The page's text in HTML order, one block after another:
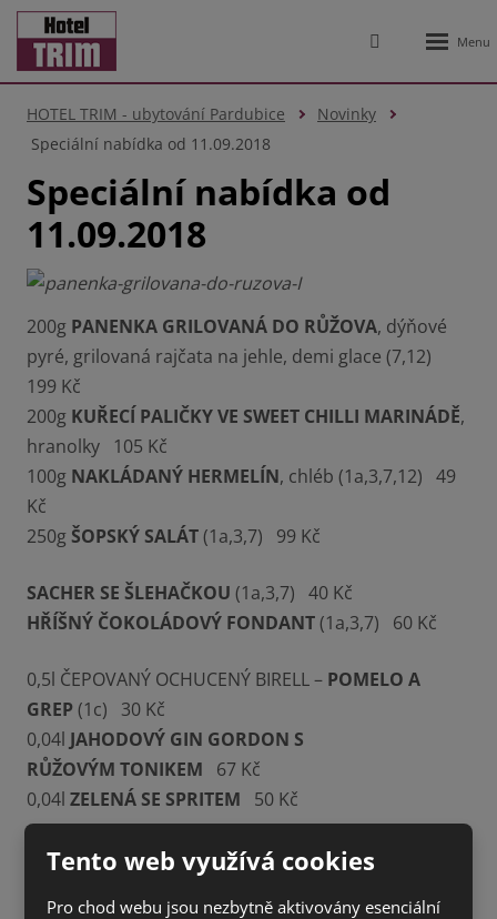
Vyhledávání
HOTEL TRIM - ubytování Pardubice
Novinky
Speciální nabídka od 11.09.2018
Speciální nabídka od
11.09.2018
200g PANENKA GRILOVANÁ DO RŮŽOVA, dýňové
pyré, grilovaná rajčata na jehle, demi glace (7,12)
199 Kč
200g KUŘECÍ PALIČKY VE SWEET CHILLI MARINÁDĚ,
hranolky 105 Kč
100g NAKLÁDANÝ HERMELÍN, chléb (1a,3,7,12) 49
Kč
250g ŠOPSKÝ SALÁT(1a,3,7) 99 Kč
SACHER SE ŠLEHAČKOU (1a,3,7) 40 Kč
HŘÍŠNÝ ČOKOLÁDOVÝ FONDANT(1a,3,7) 60 Kč
0,5l ČEPOVANÝ OCHUCENÝ BIRELL – POMELO A
GREP(1c) 30 Kč
0,04l JAHODOVÝ GIN GORDON S
RŮŽOVÝM TONIKEM 67 Kč
0,04l ZELENÁ SE SPRITEM 50 Kč
Tento web využívá cookies
Pro chod webu jsou nezbytně aktivovány esenciální